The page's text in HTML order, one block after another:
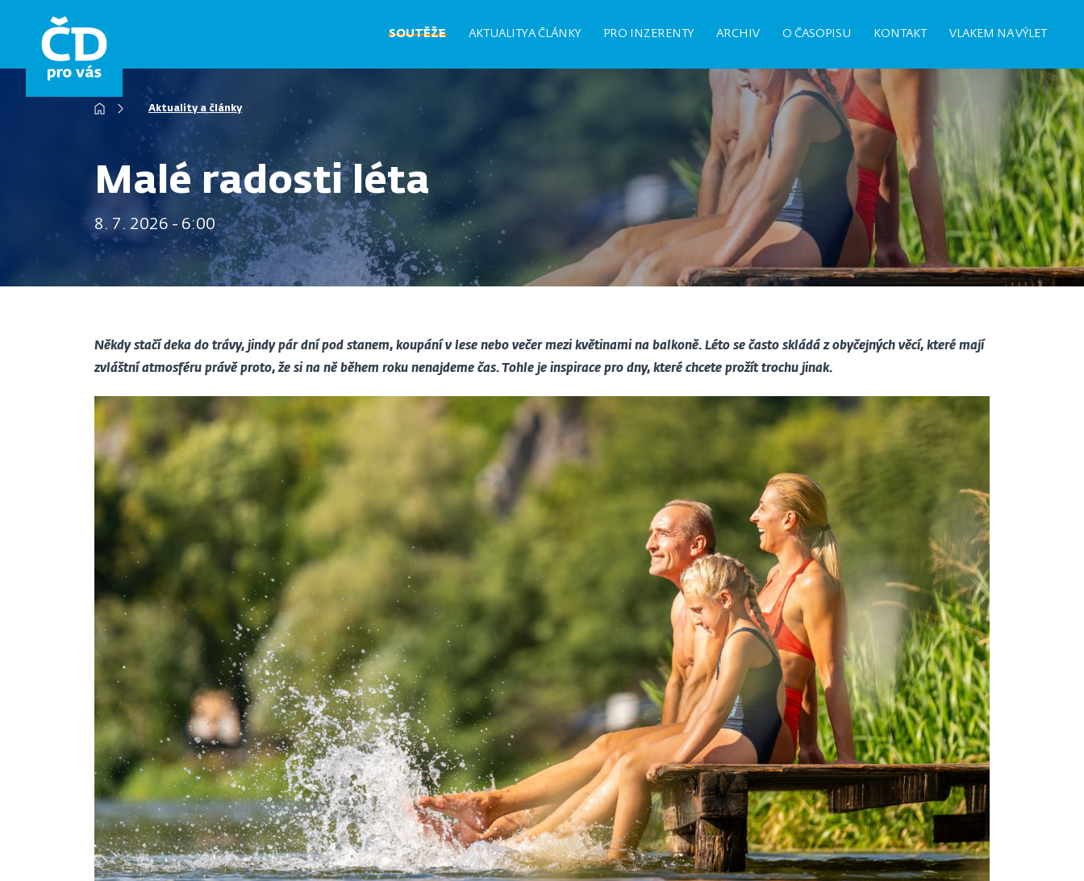
hlavnímu
SOUTĚŽE AKTUALITY A ČLÁNKY PRO INZERENTY ARCHIV O ČASOPISU KONTAKT VLAKEM NA VÝLET
Drobečková
navigace
Aktuality a články
Malé radosti léta
8. 7. 2026 - 6:00
Někdy stačí deka do trávy, jindy pár dní pod stanem, koupání v lese nebo večer mezi květinami na balkoně. Léto se často skládá z obyčejných věcí, které mají
zvláštní atmosféru právě proto, že si na ně během roku nenajdeme čas. Tohle je inspirace pro dny, které chcete prožít trochu jinak.